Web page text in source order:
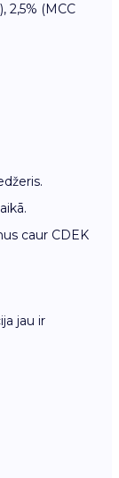
2,5% (MCC
caur CDEK
jau ir